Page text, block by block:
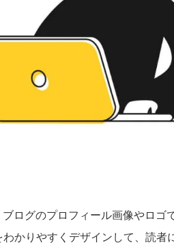
ログのプロフィール画像やロゴ
かりやすくデザインして、読者